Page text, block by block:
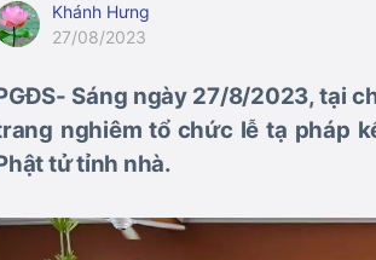
Khánh Hưng
27/08/2023
Sáng ngày 27/8/2023, tại
nghiêm tổ chức lễ tạ pháp
tử tỉnh nhà.